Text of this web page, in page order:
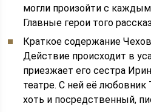
могли произойти с
Главные герои того
Краткое содержание
Действие происходит в
приезжает его сестра
театре. С ней её
хоть и посредственный,